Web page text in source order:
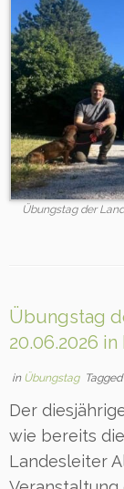
Übungstag der
Übungstag
20.06.2026 in
in Übungstag Tagged
Der
wie bereits
Landesleiter